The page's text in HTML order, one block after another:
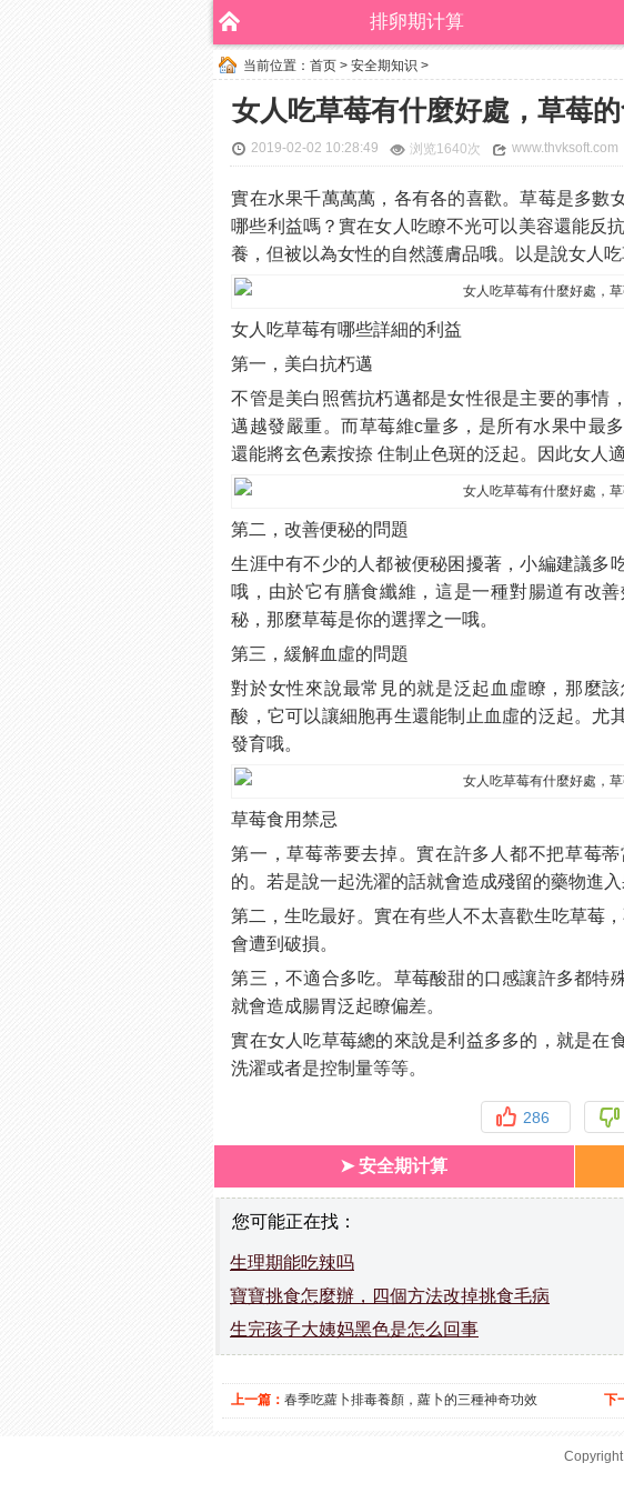
排卵期计算
当前位置： 首页 > 安全期知识 >
女人吃草莓有什麼好處，草莓
2019-02-02 10:28:49 浏览1640次 www.thvksoft.com
實在水果千萬萬萬，各有各的喜歡。草莓是多數
哪些利益嗎？實在女人吃瞭不光可以美容還能反
養，但被以為女性的自然護膚品哦。以是說女人吃
女人吃草莓有哪些詳細的利益
第一，美白抗朽邁
不管是美白照舊抗朽邁都是女性很是主要的事情
邁越發嚴重。而草莓維c量多，是所有水果中最
還能將玄色素按捺 住制止色斑的泛起。因此女人
第二，改善便秘的問題
生涯中有不少的人都被便秘困擾著，小編建議多
哦，由於它有膳食纖維，這是一種對腸道有改
秘，那麼草莓是你的選擇之一哦。
第三，緩解血虛的問題
對於女性來說最常見的就是泛起血虛瞭，那麼
酸，它可以讓細胞再生還能制止血虛的泛起。尤
發育哦。
草莓食用禁忌
第一，草莓蒂要去掉。實在許多人都不把草莓
的。若是說一起洗濯的話就會造成殘留的藥物進入
第二，生吃最好。實在有些人不太喜歡生吃草莓
會遭到破損。
第三，不適合多吃。草莓酸甜的口感讓許多都特
就會造成腸胃泛起瞭偏差。
實在女人吃草莓總的來說是利益多多的，就是在
洗濯或者是控制量等等。
286
➤ 安全期计算
您可能正在找：
生理期能吃辣吗
寶寶挑食怎麼辦，四個方法改掉挑食毛病
生完孩子大姨妈黑色是怎么回事
上一篇： 春季吃蘿卜排毒養顏，蘿卜的三種神奇功效 下